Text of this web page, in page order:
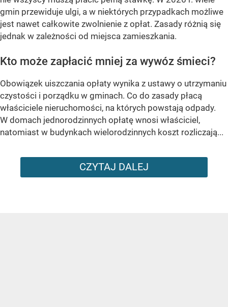
gmin przewiduje ulgi, a w niektórych przypadkach możliwe
jest nawet całkowite zwolnienie z opłat. Zasady różnią się
jednak w zależności od miejsca zamieszkania.
Kto może zapłacić mniej za wywóz śmieci?
Obowiązek uiszczania opłaty wynika z ustawy o utrzymaniu
czystości i porządku w gminach. Co do zasady płacą
właściciele nieruchomości, na których powstają odpady.
W domach jednorodzinnych opłatę wnosi właściciel,
natomiast w budynkach wielorodzinnych koszt rozliczają...
CZYTAJ DALEJ